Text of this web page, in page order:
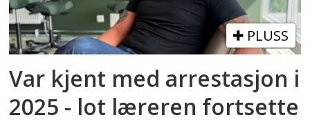
PLUSS
Var kjent med arrestasjon i
2025 - lot læreren fortsette